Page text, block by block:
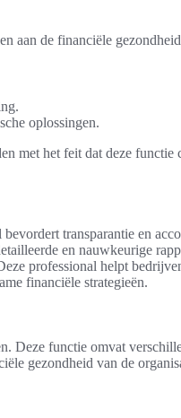
aan de financiële
oplossingen.
met het feit dat deze functie
transparantie en
en nauwkeurige
professional helpt
financiële strategieën.
Deze functie omvat
gezondheid van de